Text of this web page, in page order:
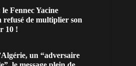
Fennec Yacine
de multiplier son
10 !
un “adversaire